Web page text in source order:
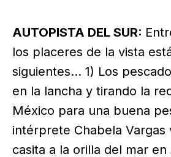
AUTOPISTA DEL SUR:
los placeres de la vista
siguientes… 1) Los
en la lancha y tirando la
México para una buena
intérprete Chabela Vargas
casita a la orilla del mar en